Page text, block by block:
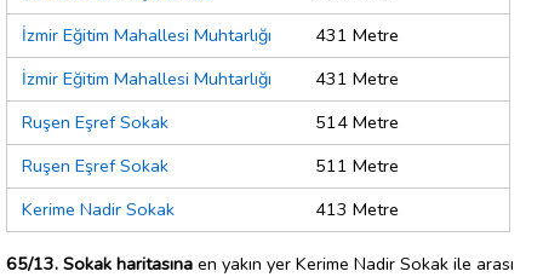
İzmir Eğitim Mahallesi Muhtarlığı
431 Metre
İzmir Eğitim Mahallesi Muhtarlığı
431 Metre
Ruşen Eşref Sokak
514 Metre
Ruşen Eşref Sokak
511 Metre
Kerime Nadir Sokak
413 Metre
65/13. Sokak haritasına en yakın yer Kerime Nadir Sokak ile arası